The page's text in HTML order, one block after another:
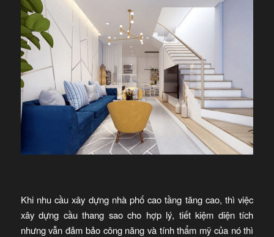
Khi nhu cầu xây dựng nhà phố cao tầng tăng cao, thì việc
xây dựng cầu thang sao cho hợp lý, tiết kiệm diện tích
nhưng vẫn đảm bảo công năng và tính thẩm mỹ của nó thì